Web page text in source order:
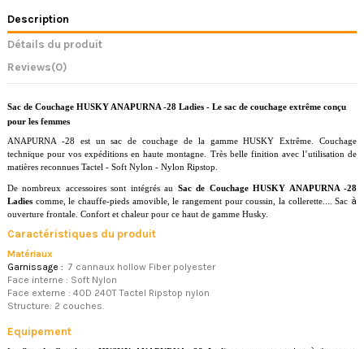
Description
Détails du produit
Reviews(0)
Sac de Couchage HUSKY ANAPURNA -28 Ladies - Le sac de couchage extrême conçu
pour les femmes
ANAPURNA -28 est un sac de couchage de la gamme HUSKY Extrême. Couchage
technique pour vos expéditions en haute montagne. Très belle finition avec l’utilisation de
matières reconnues Tactel - Soft Nylon - Nylon Ripstop.
De nombreux accessoires sont intégrés au Sac de Couchage HUSKY ANAPURNA -28
Ladies comme, le chauffe-pieds amovible, le rangement pour coussin, la collerette.... Sac à
ouverture frontale. Confort et chaleur pour ce haut de gamme Husky.
Caractéristiques du produit
Matériaux
Garnissage : 7 cannaux hollow Fiber polyester
Face interne : Soft Nylon
Face externe : 40D 240T Tactel Ripstop nylon
Structure: 2 couches.
Equipement